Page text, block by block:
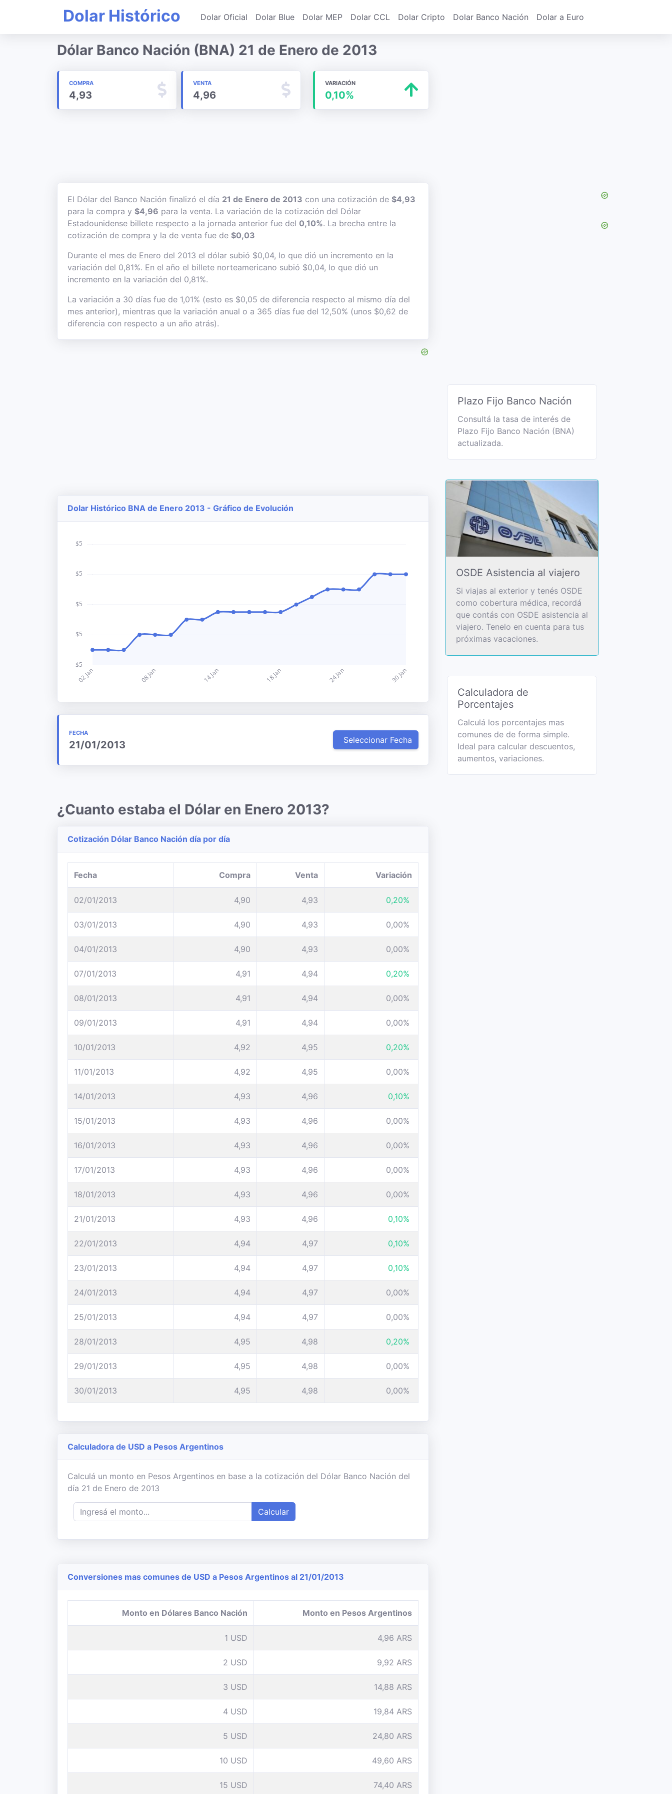
Dolar Histórico Dolar Oficial Dolar Blue Dolar MEP Dolar CCL Dolar Cripto Dolar Banco Nación Dolar a Euro
Dólar Banco Nación (BNA) 21 de Enero de 2013
COMPRA
4,93
VENTA
4,96
VARIACIÓN
0,10%
El Dólar del Banco Nación finalizó el día 21 de Enero de 2013 con una cotización de $4,93
para la compra y $4,96 para la venta. La variación de la cotización del Dólar
Estadounidense billete respecto a la jornada anterior fue del 0,10%. La brecha entre la
cotización de compra y la de venta fue de $0,03
Durante el mes de Enero del 2013 el dólar subió $0,04, lo que dió un incremento en la
variación del 0,81%. En el año el billete norteamericano subió $0,04, lo que dió un
incremento en la variación del 0,81%.
La variación a 30 días fue de 1,01% (esto es $0,05 de diferencia respecto al mismo día del
mes anterior), mientras que la variación anual o a 365 días fue del 12,50% (unos $0,62 de
diferencia con respecto a un año atrás).
Dolar Histórico BNA de Enero 2013 - Gráfico de Evolución
FECHA
21/01/2013 Seleccionar Fecha
¿Cuanto estaba el Dólar en Enero 2013?
Cotización Dólar Banco Nación día por día
Fecha Compra Venta Variación
02/01/2013 4,90 4,93 0,20%
03/01/2013 4,90 4,93 0,00%
04/01/2013 4,90 4,93 0,00%
07/01/2013 4,91 4,94 0,20%
08/01/2013 4,91 4,94 0,00%
09/01/2013 4,91 4,94 0,00%
10/01/2013 4,92 4,95 0,20%
11/01/2013 4,92 4,95 0,00%
14/01/2013 4,93 4,96 0,10%
15/01/2013 4,93 4,96 0,00%
16/01/2013 4,93 4,96 0,00%
17/01/2013 4,93 4,96 0,00%
18/01/2013 4,93 4,96 0,00%
21/01/2013 4,93 4,96 0,10%
22/01/2013 4,94 4,97 0,10%
23/01/2013 4,94 4,97 0,10%
24/01/2013 4,94 4,97 0,00%
25/01/2013 4,94 4,97 0,00%
28/01/2013 4,95 4,98 0,20%
29/01/2013 4,95 4,98 0,00%
30/01/2013 4,95 4,98 0,00%
Calculadora de USD a Pesos Argentinos
Calculá un monto en Pesos Argentinos en base a la cotización del Dólar Banco Nación del
día 21 de Enero de 2013
Calcular
Conversiones mas comunes de USD a Pesos Argentinos al 21/01/2013
Monto en Dólares Banco Nación Monto en Pesos Argentinos
1 USD 4,96 ARS
2 USD 9,92 ARS
3 USD 14,88 ARS
4 USD 19,84 ARS
5 USD 24,80 ARS
10 USD 49,60 ARS
15 USD 74,40 ARS
Plazo Fijo Banco Nación
Consultá la tasa de interés de
Plazo Fijo Banco Nación (BNA)
actualizada.
OSDE Asistencia al viajero
Si viajas al exterior y tenés OSDE
como cobertura médica, recordá
que contás con OSDE asistencia al
viajero. Tenelo en cuenta para tus
próximas vacaciones.
Calculadora de
Porcentajes
Calculá los porcentajes mas
comunes de de forma simple.
Ideal para calcular descuentos,
aumentos, variaciones.